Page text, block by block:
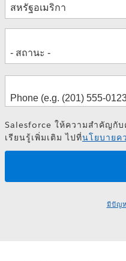
อยู่
Salesforce ให้ความสำคัญกั
เรียนรู้เพิ่มเติม ไปที่นโยบายค
มีปัญ